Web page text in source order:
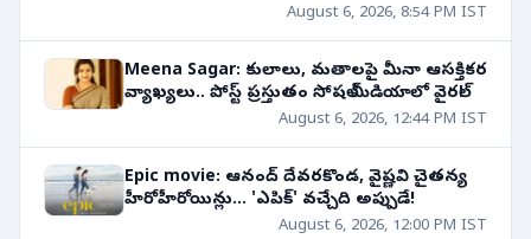
August 6, 2026, 8:54 PM IST
Meena Sagar: కులాలు, మతాలపై మీనా ఆసక్తికర
వ్యాఖ్యలు.. పోస్ట్ ప్రస్తుతం సోషల్ మీడియాలో వైరల్!
August 6, 2026, 12:44 PM IST
Epic movie: ఆనంద్ దేవరకొండ, వైష్ణవి చైతన్య
హీరోహీరోయిన్లు... 'ఎపిక్' వచ్చేది అప్పుడే!
August 6, 2026, 12:00 PM IST